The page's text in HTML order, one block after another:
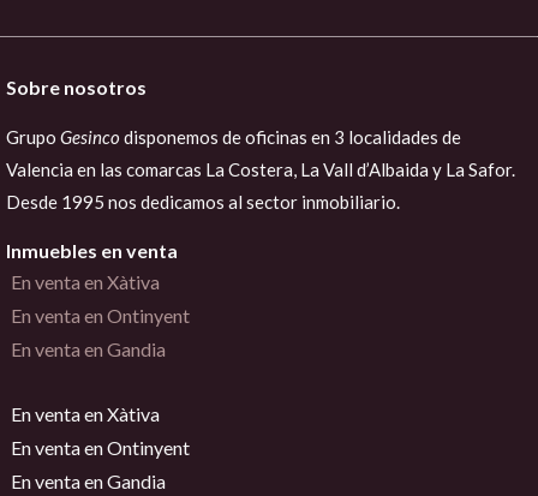
Sobre nosotros
GrupoGesinco disponemos de oficinas en 3 localidades de
Valencia en las comarcas La Costera, La Vall d’Albaida y La Safor.
Desde 1995 nos dedicamos al sector inmobiliario.
Inmuebles en venta
En venta en Xàtiva
En venta en Ontinyent
En venta en Gandia
En venta en Xàtiva
En venta en Ontinyent
En venta en Gandia